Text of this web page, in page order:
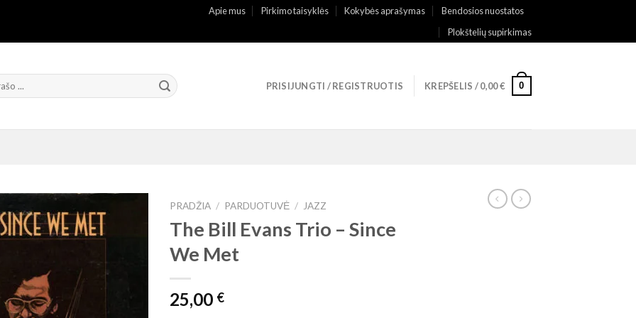
Apie mus Pirkimo taisyklės Kokybės aprašymas
Bendosios nuostatos
Plokštelių supirkimas
PRISIJUNGTI / REGISTRUOTIS KREPŠELIS /0,00€ 0
PRADŽIA / PARDUOTUVĖ / JAZZ
The Bill Evans Trio – Since
We Met
25,00 €